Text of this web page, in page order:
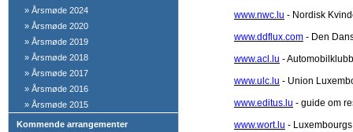
» Årsmøde 2024
» Årsmøde 2020
» Årsmøde 2019
» Årsmøde 2018
» Årsmøde 2017
» Årsmøde 2016
» Årsmøde 2015
Kommende arrangementer
www.nwc.lu - Nordisk
www.ddflux.com - Den
www.acl.lu -
www.ulc.lu - Union
www.editus.lu - guide om
www.wort.lu -